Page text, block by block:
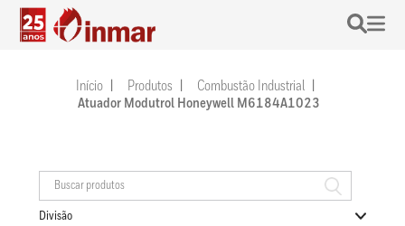
Início Produtos
Combustão Industrial
Atuador Modutrol Honeywell M6184A1023
Divisão